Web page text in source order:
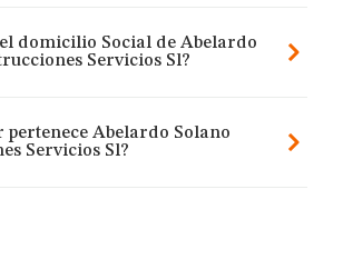
domicilio Social de Abelardo
Servicios Sl?
pertenece Abelardo Solano
Servicios Sl?